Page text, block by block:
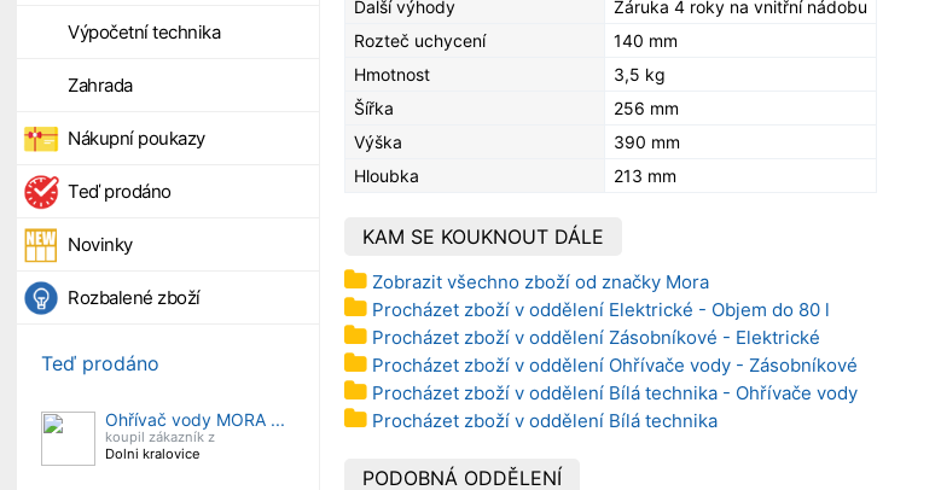
Výpočetní technika
Zahrada
Nákupní poukazy
Teď prodáno
Novinky
Rozbalené zboží
Teď prodáno
Ohřívač vody MORA ...
koupil zákazník z
Dolni kralovice
Další výhody
Záruka 4 roky na vnitřní nádobu
Rozteč uchycení
140 mm
Hmotnost
3,5 kg
Šířka
256 mm
Výška
390 mm
Hloubka
213 mm
KAM SE KOUKNOUT DÁLE
Zobrazit všechno zboží od značky Mora
Procházet zboží v oddělení Elektrické - Objem do 80 l
Procházet zboží v oddělení Zásobníkové - Elektrické
Procházet zboží v oddělení Ohřívače vody - Zásobníkové
Procházet zboží v oddělení Bílá technika - Ohřívače vody
Procházet zboží v oddělení Bílá technika
PODOBNÁ ODDĚLENÍ